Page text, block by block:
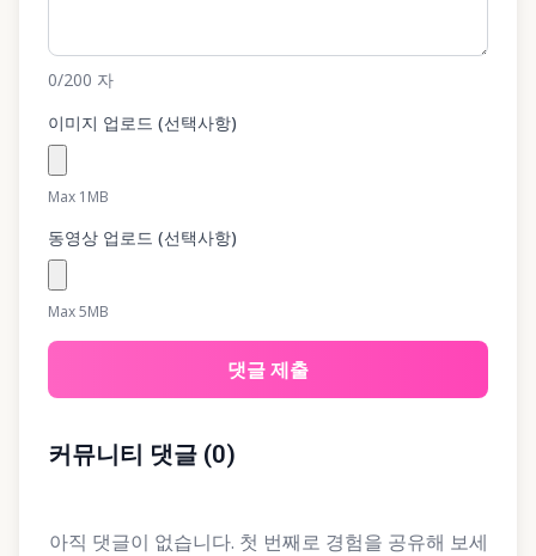
0/200 자
이미지 업로드 (선택사항)
Max 1MB
동영상 업로드 (선택사항)
Max 5MB
댓글 제출
커뮤니티 댓글 (0)
아직 댓글이 없습니다. 첫 번째로 경험을 공유해 보세